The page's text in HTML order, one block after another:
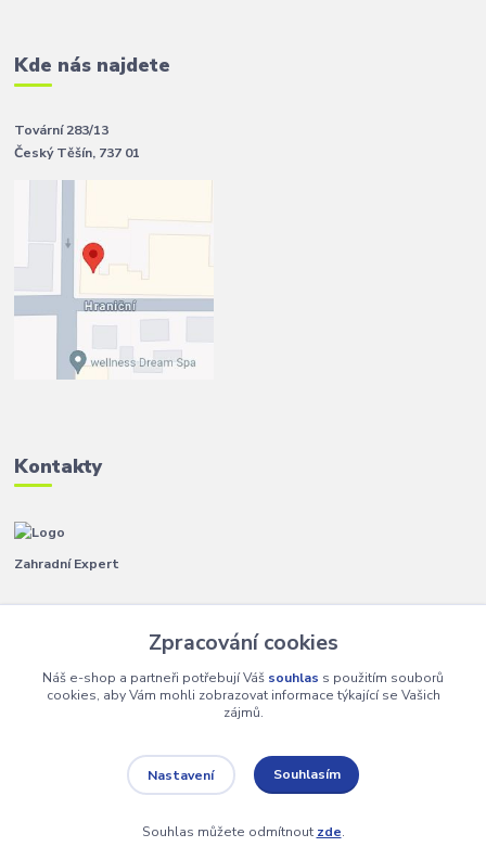
Kde nás najdete
Tovární 283/13
Český Těšín, 737 01
Kontakty
Zahradní Expert
info@zahradniexpert.cz
Vytvořeno na
Eshop-rychle.cz
Zpracování cookies
Náš e-shop a partneři potřebují Váš souhlas s použitím souborů
cookies, aby Vám mohli zobrazovat informace týkající se Vašich
zájmů.
Nastavení Souhlasím
Souhlas můžete odmítnout zde.